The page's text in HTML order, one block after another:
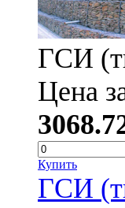
ГСИ
Цена
Купить
ГСИ